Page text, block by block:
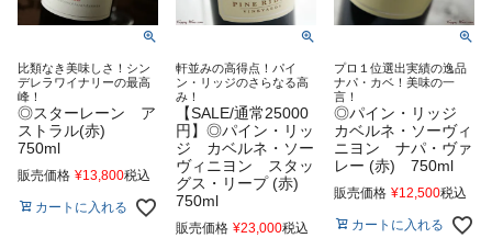
比類なき美味しさ！シン
デレラワイナリーの最高
峰！
◎スターレーン ア
ストラル(赤)
750ml
販売価格 ¥13,800税込
カートに入れる
軒並みの高得点！パイ
ン・リッジのさらなる高
み！
【SALE/通常25000
円】◎パイン・リッ
ジ カベルネ・ソー
ヴィニヨン スタッ
グス・リープ (赤)
750ml
販売価格 ¥23,000税込
プロ１位選出実績の逸品
ナパ・カベ！美味の一
言！
◎パイン・リッジ
カベルネ・ソーヴィ
ニヨン ナパ・ヴァ
レー (赤) 750ml
販売価格 ¥12,500税込
カートに入れる